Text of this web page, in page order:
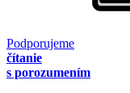
Podporujeme
čítanie
s porozumením